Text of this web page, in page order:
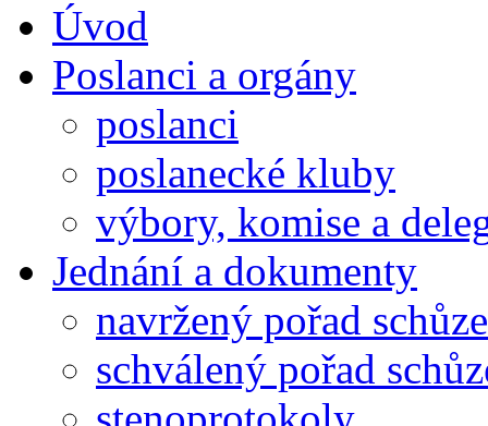
Úvod
Poslanci a orgány
poslanci
poslanecké kluby
výbory, komise a
Jednání a dokumenty
navržený pořad schůze
schválený pořad